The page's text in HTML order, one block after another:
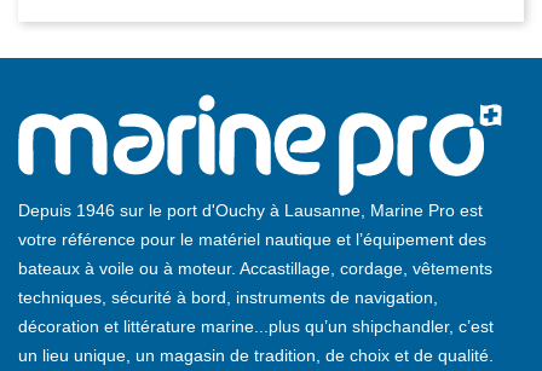
Depuis 1946 sur le port d'Ouchy à Lausanne, Marine Pro est
votre référence pour le matériel nautique et l’équipement des
bateaux à voile ou à moteur. Accastillage, cordage, vêtements
techniques, sécurité à bord, instruments de navigation,
décoration et littérature marine...plus qu’un shipchandler, c’est
un lieu unique, un magasin de tradition, de choix et de qualité.